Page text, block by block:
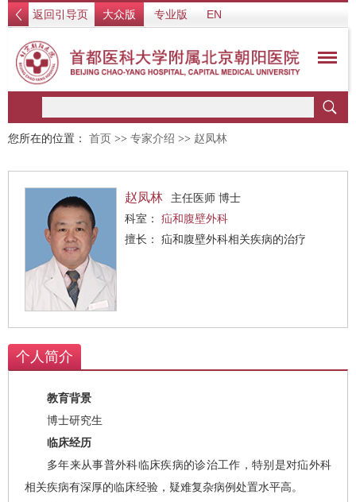
返回引导页 大众版 专业版 EN
您所在的位置： 首页 >> 专家介绍 >> 赵凤林
赵凤林
主任医师 博士
科室： 疝和腹壁外科
擅长： 疝和腹壁外科相关疾病的治疗
个人简介
教育背景
博士研究生
临床经历
多年来从事普外科临床疾病的诊治工作，特别是对疝外科
相关疾病有深厚的临床经验，疑难复杂病例处置水平高。